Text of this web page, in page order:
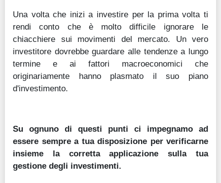
Una volta che inizi a investire per la prima volta ti
rendi conto che è molto difficile ignorare le
chiacchiere sui movimenti del mercato. Un vero
investitore dovrebbe guardare alle tendenze a lungo
termine e ai fattori macroeconomici che
originariamente hanno plasmato il suo piano
d'investimento.
Su ognuno di questi punti ci impegnamo ad
essere sempre a tua disposizione per verificarne
insieme la corretta applicazione sulla tua
gestione degli investimenti.